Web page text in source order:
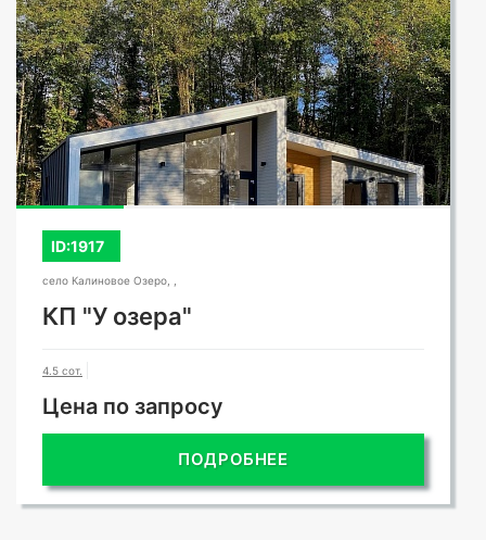
ID:1917
село Калиновое Озеро, ,
КП "У озера"
4.5 сот.
Цена по запросу
ПОДРОБНЕЕ